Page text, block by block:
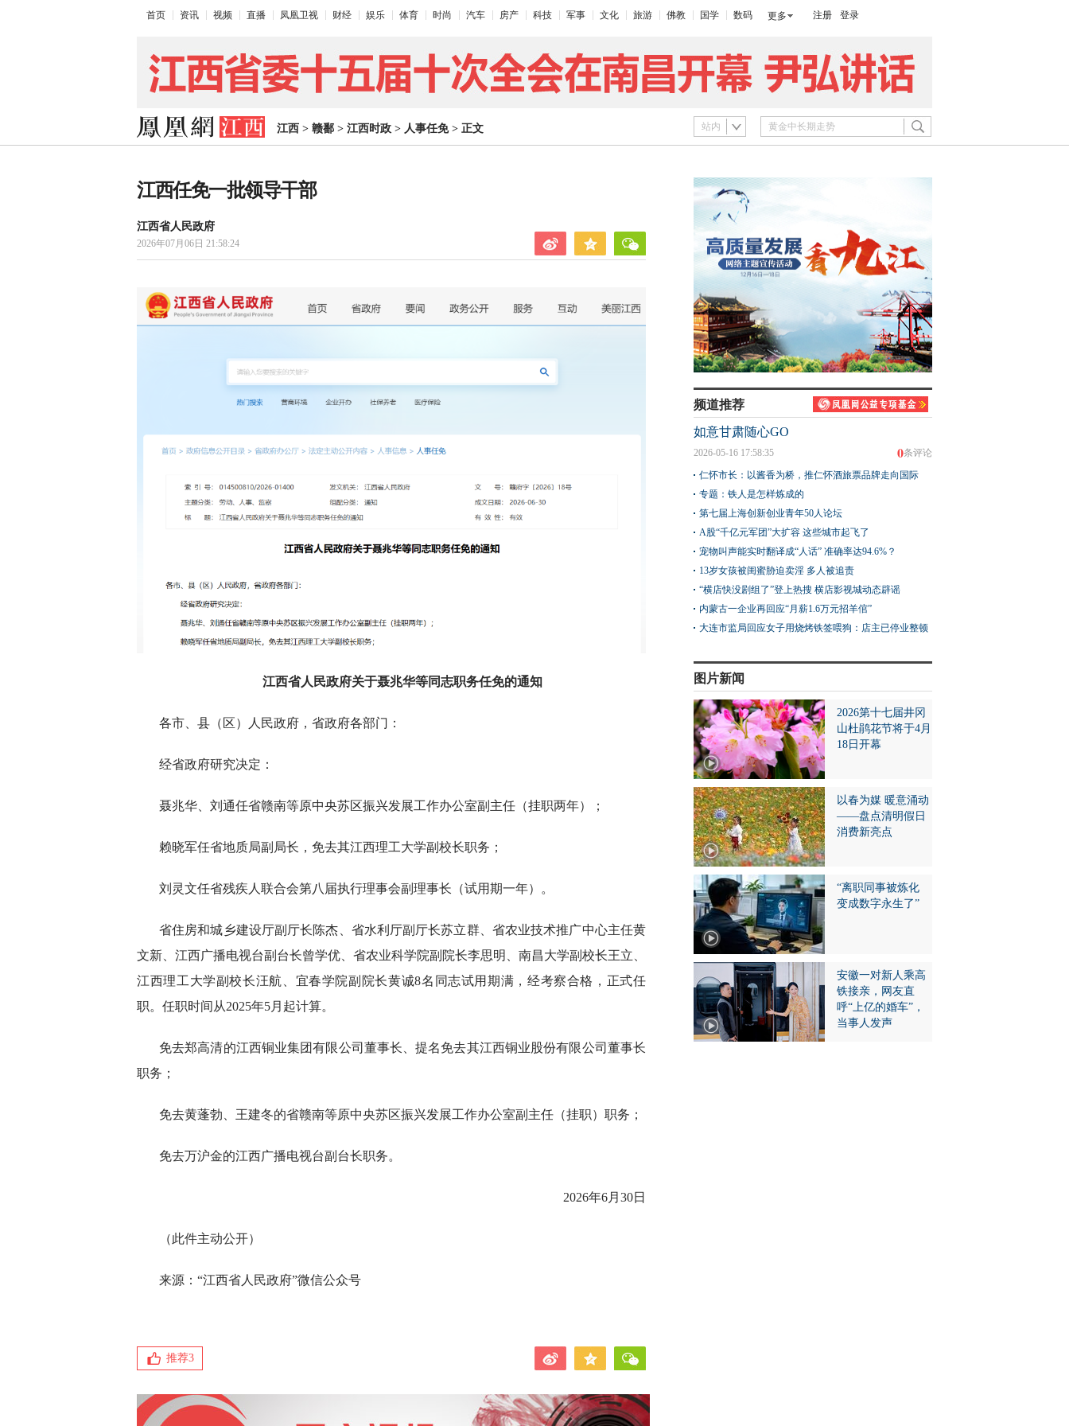
首页 资讯 视频 直播 凤凰卫视 财经 娱乐 体育 时尚 汽车 房产 科技 军事 文化 旅游 佛教 国学 数码 更多 注册 登录
江西 > 赣鄱 > 江西时政 > 人事任免> 正文 站内
江西任免一批领导干部
江西省人民政府
2026年07月06日 21:58:24
江西省人民政府关于聂兆华等同志职务任免的通知
各市、县（区）人民政府，省政府各部门：
经省政府研究决定：
聂兆华、刘通任省赣南等原中央苏区振兴发展工作办公室副主任（挂职两年）；
赖晓军任省地质局副局长，免去其江西理工大学副校长职务；
刘灵文任省残疾人联合会第八届执行理事会副理事长（试用期一年）。
省住房和城乡建设厅副厅长陈杰、省水利厅副厅长苏立群、省农业技术推广中心主任黄
文新、江西广播电视台副台长曾学优、省农业科学院副院长李思明、南昌大学副校长王立、
江西理工大学副校长汪航、宜春学院副院长黄诚8名同志试用期满，经考察合格，正式任
职。任职时间从2025年5月起计算。
免去郑高清的江西铜业集团有限公司董事长、提名免去其江西铜业股份有限公司董事长
职务；
免去黄蓬勃、王建冬的省赣南等原中央苏区振兴发展工作办公室副主任（挂职）职务；
免去万沪金的江西广播电视台副台长职务。
2026年6月30日
（此件主动公开）
来源：“江西省人民政府”微信公众号
推荐3
频道推荐
如意甘肃随心GO
0条评论
2026-05-16 17:58:35
仁怀市长：以酱香为桥，推仁怀酒旅票品牌走向国际
专题：铁人是怎样炼成的
第七届上海创新创业青年50人论坛
A股“千亿元军团”大扩容 这些城市起飞了
宠物叫声能实时翻译成“人话” 准确率达94.6%？
13岁女孩被闺蜜胁迫卖淫 多人被追责
“横店快没剧组了”登上热搜 横店影视城动态辟谣
内蒙古一企业再回应“月薪1.6万元招羊倌”
大连市监局回应女子用烧烤铁签喂狗：店主已停业整顿
图片新闻
2026第十七届井冈
山杜鹃花节将于4月
18日开幕
以春为媒 暖意涌动
——盘点清明假日
消费新亮点
“离职同事被炼化
变成数字永生了”
安徽一对新人乘高
铁接亲，网友直
呼“上亿的婚车”，
当事人发声